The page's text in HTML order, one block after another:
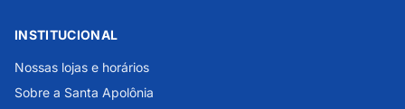
INSTITUCIONAL
Nossas lojas e horários
Sobre a Santa Apolônia